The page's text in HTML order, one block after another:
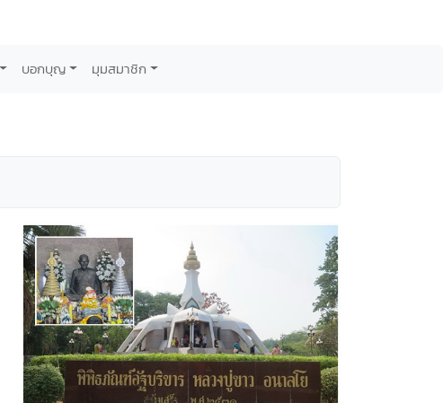
บอกบุญ มุมสมาชิก